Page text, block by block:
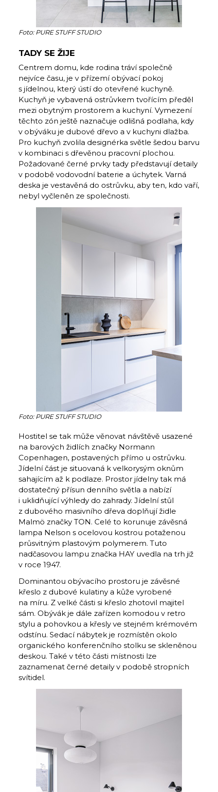
Foto: PURE STUFF STUDIO
TADY SE ŽIJE
Centrem domu, kde rodina tráví společně
nejvíce času, je v přízemí obývací pokoj
s jídelnou, který ústí do otevřené kuchyně.
Kuchyň je vybavená ostrůvkem tvořícím předěl
mezi obytným prostorem a kuchyní. Vymezení
těchto zón ještě naznačuje odlišná podlaha, kdy
v obýváku je dubové dřevo a v kuchyni dlažba.
Pro kuchyň zvolila designérka světle šedou barvu
v kombinaci s dřevěnou pracovní plochou.
Požadované černé prvky tady představují detaily
v podobě vodovodní baterie a úchytek. Varná
deska je ve­stavěná do ostrůvku, aby ten, kdo vaří,
nebyl vyčleněn ze společnosti.
Foto: PURE STUFF STUDIO
Hostitel se tak může věnovat návštěvě usazené
na barových židlích značky Normann
Copenhagen, postavených přímo u ostrůvku.
Jídelní část je situovaná k velkorysým oknům
sahajícím až k podlaze. Prostor jídelny tak má
dostatečný přísun denního světla a nabízí
i uklidňující výhledy do zahrady. Jídelní stůl
z dubového masivního dřeva doplňují židle
Malmö značky TON. Celé to korunuje závěsná
lampa Nelson s ocelovou kostrou potaženou
průsvitným plastovým polymerem. Tuto
nadčasovou lampu značka HAY uvedla na trh již
v roce 1947.
Dominantou obývacího prostoru je závěsné
křeslo z dubové kulatiny a kůže vyrobené
na míru. Z velké části si křeslo zhotovil majitel
sám. Obývák je dále zařízen komodou v retro
stylu a pohovkou a křesly ve stejném krémovém
odstínu. Sedací nábytek je rozmístěn okolo
organického konferenčního stolku se skleněnou
deskou. Také v této části místnosti lze
zaznamenat černé detaily v podobě stropních
svítidel.